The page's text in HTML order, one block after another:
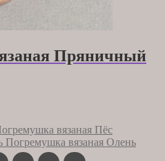
Пряничный
вязаная Пёс
Погремушка вязаная Олень